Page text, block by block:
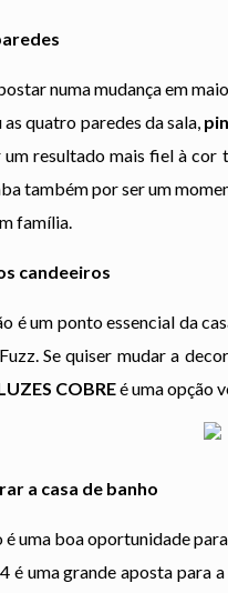
numa mudança em
quatro paredes da sala,
resultado mais fiel à cor
também por ser um
família.
candeeiros
é um ponto essencial da
Se quiser mudar a
COBREé uma opção
a casa de banho
é uma boa oportunidade
é uma grande aposta para